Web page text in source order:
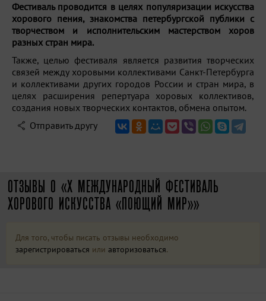
Фестиваль проводится в целях популяризации искусства
хорового пения, знакомства петербургской публики с
творчеством и исполнительским мастерством хоров
разных стран мира.
Также, целью фестиваля является развития творческих
связей между хоровыми коллективами Санкт-Петербурга
и коллективами других городов России и стран мира, в
целях расширения репертуара хоровых коллективов,
создания новых творческих контактов, обмена опытом.
Отправить другу
ОТЗЫВЫ О «Х МЕЖДУНАРОДНЫЙ ФЕСТИВАЛЬ
ХОРОВОГО ИСКУССТВА «ПОЮЩИЙ МИР»»
Для того, чтобы писать отзывы необходимо
зарегистрироваться или авторизоваться.